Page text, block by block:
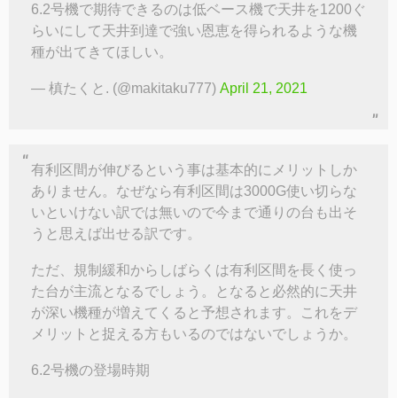
6.2号機で期待できるのは低ベース機で天井を1200ぐ
らいにして天井到達で強い恩恵を得られるような機
種が出てきてほしい。
— 槙たくと. (@makitaku777) April 21, 2021
有利区間が伸びるという事は基本的にメリットしか
ありません。なぜなら有利区間は3000G使い切らな
いといけない訳では無いので今まで通りの台も出そ
うと思えば出せる訳です。
ただ、規制緩和からしばらくは有利区間を長く使っ
た台が主流となるでしょう。となると必然的に天井
が深い機種が増えてくると予想されます。これをデ
メリットと捉える方もいるのではないでしょうか。
6.2号機の登場時期